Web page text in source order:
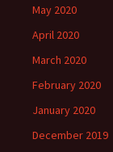
May 2020
April 2020
March 2020
February 2020
January 2020
December 2019